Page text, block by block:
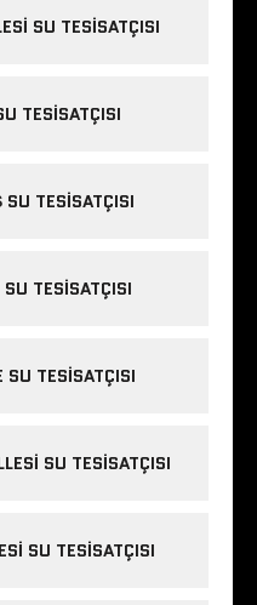
SU TESISATÇISI
TESISATÇISI
SU TESISATÇISI
TESISATÇISI
SU TESISATÇISI
SU TESISATÇISI
SU TESISATÇISI